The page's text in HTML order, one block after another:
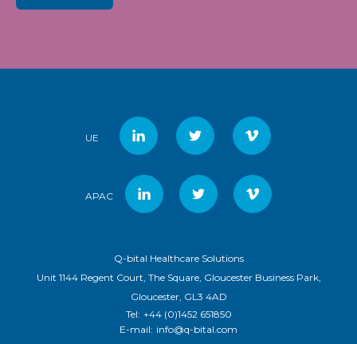
UE
APAC
Q-bital Healthcare Solutions
Unit 1144 Regent Court, The Square, Gloucester Business Park,
Gloucester, GL3 4AD
Tel: +44 (0)1452 651850
E-mail: info@q-bital.com